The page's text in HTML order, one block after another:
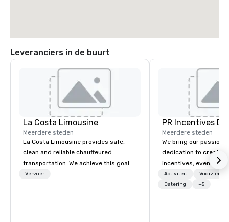
Leveranciers in de buurt
La Costa Limousine
Meerdere steden
La Costa Limousine provides safe,
clean and reliable chauffeured
transportation. We achieve this goal
with highly trained chauffeurs, the
Vervoer
PR Incentives
Meerdere steden
We bring our passion,
dedication to create
incentives, events,
meetings, product
luxury travel
Activiteit
Catering
+5